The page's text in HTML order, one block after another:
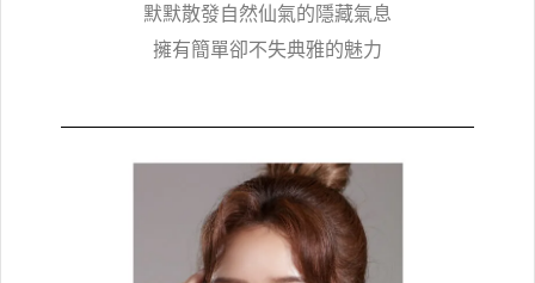
默默散發自然仙氣的隱藏氣息
擁有簡單卻不失典雅的魅力